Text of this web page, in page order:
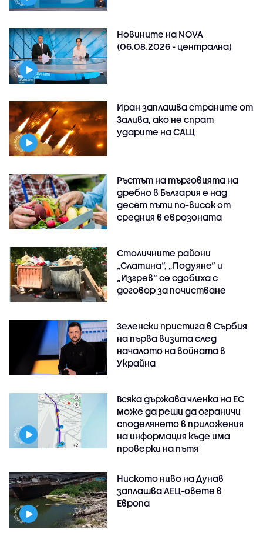
Новините на NOVA
(06.08.2026 - централна)
Иран заплашва страните от
Залива, ако не спрат
ударите на САЩ
Ръстът на търговията на
дребно в България е над
десет пъти по-висок от
средния в еврозоната
Столичните райони
„Слатина“, „Подуяне“ и
„Изгрев“ се сдобиха с
договор за почистване
Зеленски пристига в Сърбия
на първа визита след
началото на войната в
Украйна
Всяка държава членка на ЕС
може да реши да ограничи
споделянето в приложения
на информация къде има
проверки на пътя
Ниското ниво на Дунав
заплашва АЕЦ-овете в
Европа